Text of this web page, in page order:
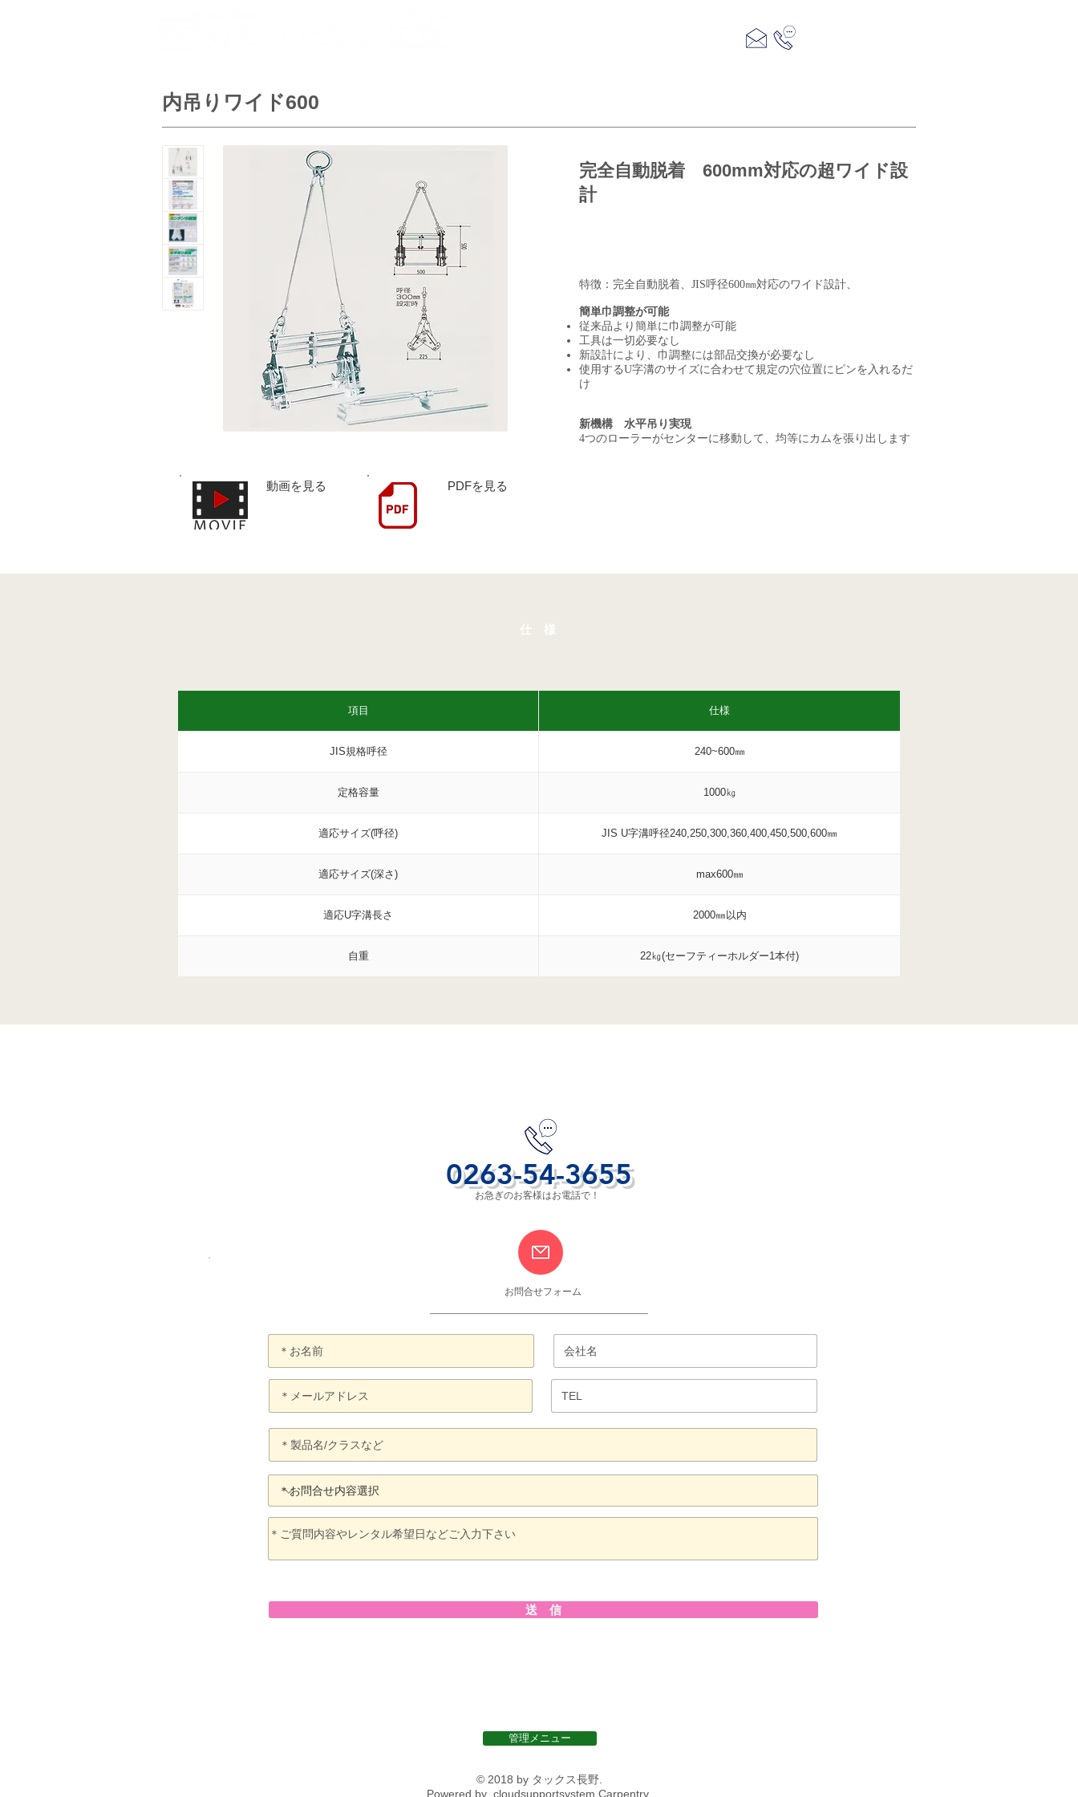
内吊りワイド600
特徴：完全自動脱着、JIS呼径600㎜対応のワイド設計、
簡単巾調整が可能
従来品より簡単に巾調整が可能
工具は一切必要なし
新設計により、巾調整には部品交換が必要なし
使用するU字溝のサイズに合わせて規定の穴位置にピンを入れるだ
け
新機構 水平吊り実現
​4つのローラーがセンターに移動して、均等にカムを張り出しま す
完全自動脱着 600mm対応の超ワイド設
計
動画を見る PDFを見る
仕 様
項目 仕様
JIS規格呼径 240~600㎜
定格容量 1000㎏
適応サイズ(͡呼径) JIS U字溝呼径240,250,300,360,400,450,500,600㎜
適応サイズ(深さ) max600㎜
適応U字溝長さ 2000㎜以内
自重 22㎏(セーフティーホルダー1本付)
​お問合せフォーム
送 信
0263-54-3655
お急ぎのお客様はお電話で！
© 2018 by タックス長野.
Powered by cloudsupportsystem Carpentry.
管理メニュー